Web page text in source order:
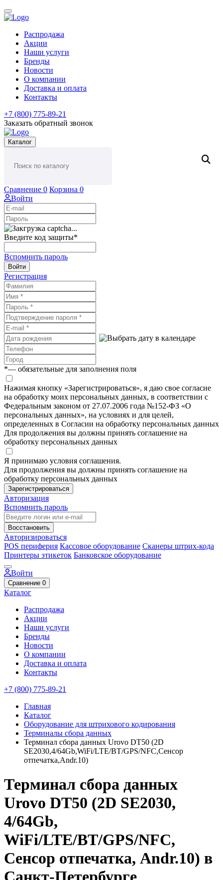
Распродажа
Акции
Наши услуги
Бренды
Новости
О компании
Доставка и оплата
Контакты
+7 (800) 775-89-21
Заказать обратный звонок
Каталог
Сравнение 0 Корзина 0
Войти
Введите код защиты*
Вспомнить пароль
Войти
Регистрация
*— обязательные для заполнения поля
Нажимая кнопку «Зарегистрироваться», я даю свое согласие
на обработку моих персональных данных, в соответствии с
Федеральным законом от 27.07.2006 года №152-ФЗ «О
персональных данных», на условиях и для целей,
определенных в Согласии на обработку персональных данных
Для продолжения вы должны принять соглашение на
обработку персональных данных
Я принимаю условия соглашения.
Для продолжения вы должны принять соглашение на
обработку персональных данных
Зарегистрироваться
Авторизация
Вспомнить пароль
Восстановить
Авторизироваться
POS периферия Кассовое оборудование Сканеры штрих-кода
Принтеры этикеток Банковское оборудование
Войти
Сравнение 0
Каталог
Распродажа
Акции
Наши услуги
Бренды
Новости
О компании
Доставка и оплата
Контакты
+7 (800) 775-89-21
Главная
Каталог
Оборудование для штрихового кодирования
Терминалы сбора данных
Терминал сбора данных Urovo DT50 (2D
SE2030,4/64Gb,WiFi/LTE/BT/GPS/NFC,Сенсор
отпечатка,Andr.10)
Терминал сбора данных
Urovo DT50 (2D SE2030,
4/64Gb,
WiFi/LTE/BT/GPS/NFC,
Сенсор отпечатка, Andr.10) в